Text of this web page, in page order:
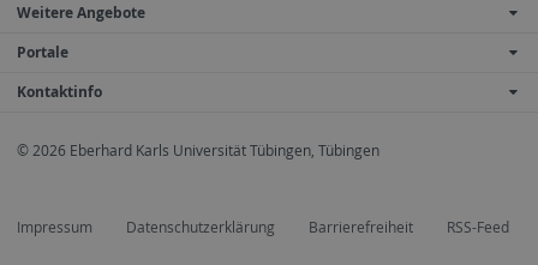
Weitere Angebote
Portale
Kontaktinfo
© 2026 Eberhard Karls Universität Tübingen, Tübingen
Impressum Datenschutzerklärung Barrierefreiheit RSS-Feed